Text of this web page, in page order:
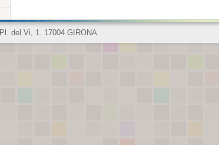
Pl. del Vi, 1. 17004 GIRONA